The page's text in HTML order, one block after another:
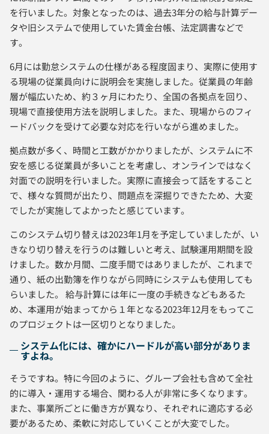
を行いました。対象となったのは、過去3年分の給与計算デー
タや旧システムで使用していた賃金台帳、法定調書などで
す。
6月には勤怠システムの仕様がある程度固まり、実際に使用す
る現場の従業員向けに説明会を実施しました。従業員の年齢
層が幅広いため、約３ヶ月にわたり、全国の各拠点を回り、
現場で直接使用方法を説明しました。また、現場からのフィ
ードバックを受けて必要な対応を行いながら進めました。
拠点数が多く、時間と工数がかかりましたが、システムに不
安を感じる従業員が多いことを考慮し、オンラインではなく
対面での説明を行いました。実際に直接会って話をすること
で、様々な質問が出たり、問題点を深掘りできたため、大変
でしたが実施してよかったと感じています。
このシステム切り替えは2023年1月を予定していましたが、い
きなり切り替えを行うのは難しいと考え、試験運用期間を設
けました。数か月間、二度手間ではありましたが、これまで
通り、紙の出勤簿を作りながら同時にシステムも使用しても
らいました。 給与計算には年に一度の手続きなどもあるた
め、本運用が始まってから１年となる2023年12月をもってこ
のプロジェクトは一区切りとなりました。
システム化には、確かにハードルが高い部分がありま
すよね。
そうですね。特に今回のように、グループ会社も含めて全社
的に導入・運用する場合、関わる人が非常に多くなります。
また、事業所ごとに働き方が異なり、それぞれに適応する必
要があるため、柔軟に対応していくことが大変でした。